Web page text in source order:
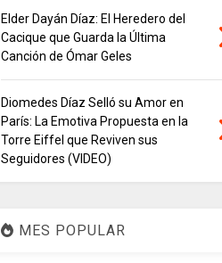
Elder Dayán Díaz: El Heredero del
Cacique que Guarda la Última
Canción de Ómar Geles
Diomedes Díaz Selló su Amor en
París: La Emotiva Propuesta en la
Torre Eiffel que Reviven sus
Seguidores (VIDEO)
MES POPULAR